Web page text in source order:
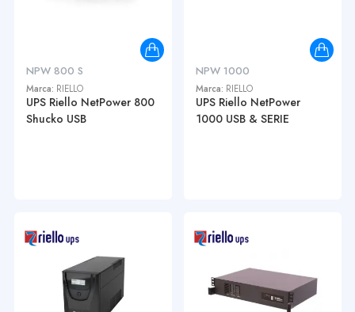
NPW 800 S
Marca: RIELLO
UPS Riello NetPower 800
Shucko USB
NPW 1000
Marca: RIELLO
UPS Riello NetPower
1000 USB & SERIE